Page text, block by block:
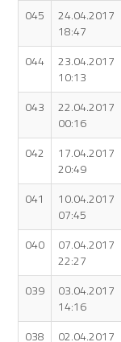
045
24.04.2017
18:47
044
23.04.2017
10:13
043
22.04.2017
00:16
042
17.04.2017
20:49
041
10.04.2017
07:45
040
07.04.2017
22:27
039
03.04.2017
14:16
038
02.04.2017